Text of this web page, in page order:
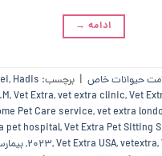
ادامه →
حیوانات خاص | برچسب: , Hadis
,Vet Extra,vet extra clinic,Vet
Pet Care service,vet extra
pet hospital,Vet Extra Pet Sitting
2023,Vet Extra USA,vetextra,
,